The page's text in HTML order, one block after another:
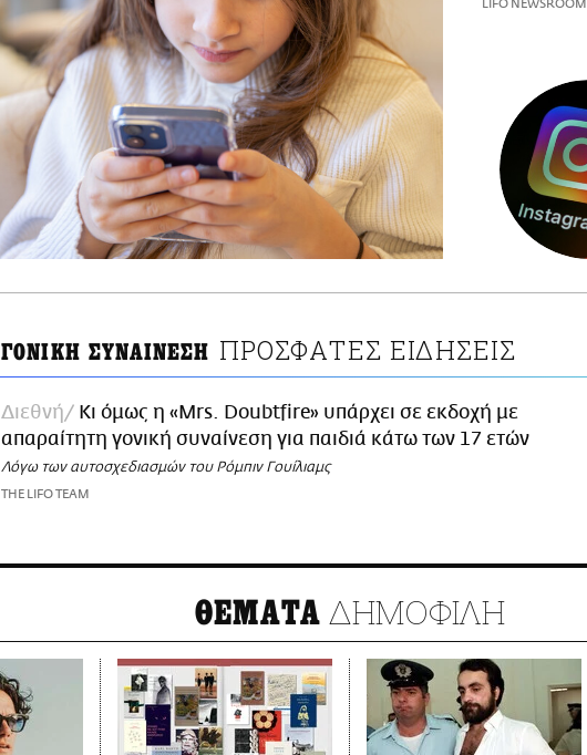
LIFO NEWSROOM
ΓΟΝΙΚΗ ΣΥΝΑΙΝΕΣΗ ΠΡΟΣΦΑΤΕΣ ΕΙΔΗΣΕΙΣ
Διεθνή
Κι όμως η «Mrs. Doubtfire» υπάρχει σε εκδοχή με
απαραίτητη γονική συναίνεση για παιδιά κάτω των 17 ετών
Λόγω των αυτοσχεδιασμών του Ρόμπιν Γουίλιαμς
THE LIFO TEAM
ΘΕΜΑΤΑ ΔΗΜΟΦΙΛΗ